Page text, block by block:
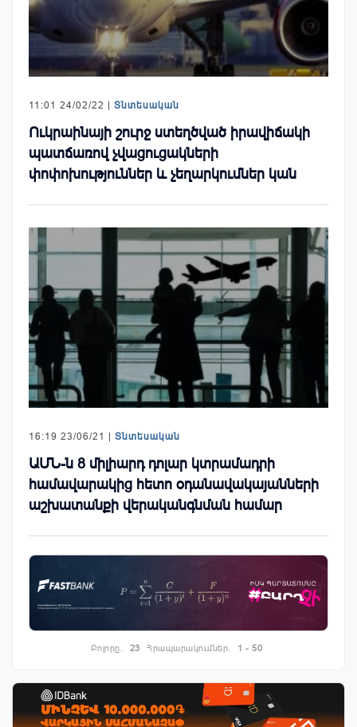
11:01 24/02/22 | Տնտեսական
Ուկրաինայի շուրջ ստեղծված իրավիճակի
պատճառով չվացուցակների
փոփոխություններ և չեղարկումներ կան
16:19 23/06/21 | Տնտեսական
ԱՄՆ-ն 8 միլիարդ դոլար կտրամադրի
համավարակից հետո օդանավակայանների
աշխատանքի վերականգնման համար
Բոլորը. 23 Հրապարակումներ. 1 - 50